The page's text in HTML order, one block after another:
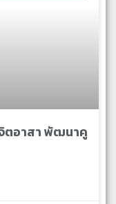
ตอาสา พัฒนาคู